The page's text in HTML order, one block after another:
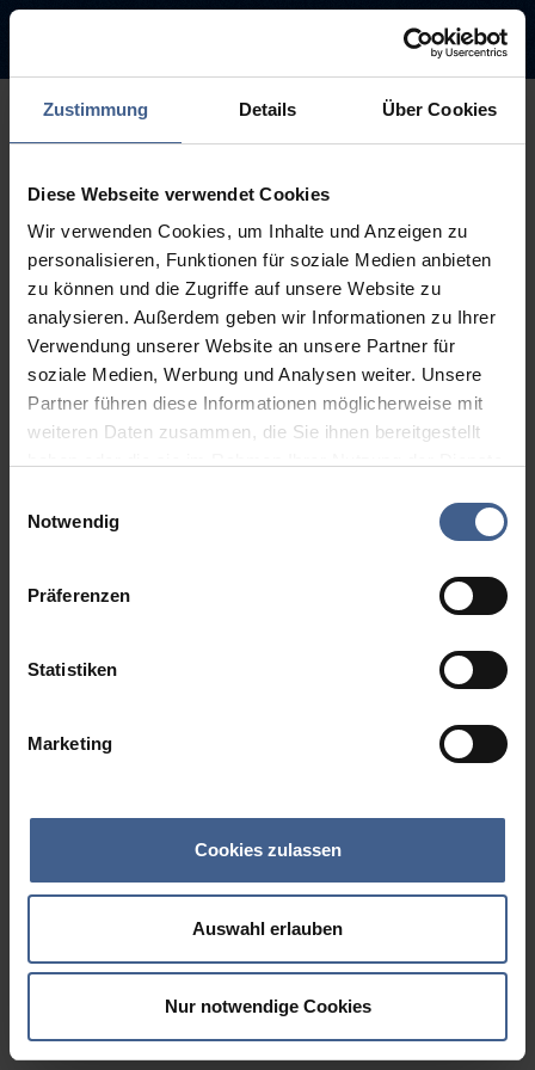
Zustimmung Details Über Cookies
Diese Webseite verwendet Cookies
Wir verwenden Cookies, um Inhalte und Anzeigen zu
personalisieren, Funktionen für soziale Medien anbieten
zu können und die Zugriffe auf unsere Website zu
analysieren. Außerdem geben wir Informationen zu Ihrer
Verwendung unserer Website an unsere Partner für
soziale Medien, Werbung und Analysen weiter. Unsere
Partner führen diese Informationen möglicherweise mit
weiteren Daten zusammen, die Sie ihnen bereitgestellt
Weitere Informationen finden Sie in unseren
Notwendig
Präferenzen
Statistiken
Marketing
Cookies zulassen
Auswahl erlauben
Nur notwendige Cookies
Sorry, this page is not
available.
The link you followed may be broken or the page may have been
removed.
Back to homepage Go to search (Link offen)